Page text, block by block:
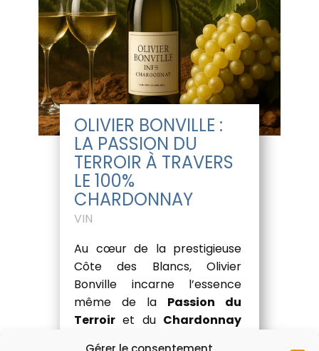
OLIVIER BONVILLE :
LA PASSION DU
TERROIR À TRAVERS
LE 100%
CHARDONNAY
VIN
Au cœur de la prestigieuse
Côte des Blancs, Olivier
Bonville incarne l’essence
même de la Passion du
Terroir et du Chardonnay